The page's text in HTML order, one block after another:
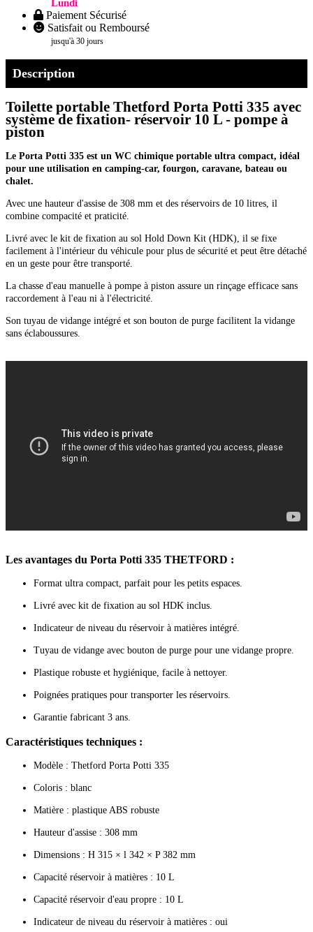
Lundi
Paiement Sécurisé
Satisfait ou Remboursé
jusqu'à 30 jours
Description
Toilette portable Thetford Porta Potti 335 avec
système de fixation- réservoir 10 L - pompe à
piston
Le Porta Potti 335 est un WC chimique portable ultra compact, idéal
pour une utilisation en camping-car, fourgon, caravane, bateau ou
chalet.
Avec une hauteur d'assise de 308 mm et des réservoirs de 10 litres, il
combine compacité et praticité.
Livré avec le kit de fixation au sol Hold Down Kit (HDK), il se fixe
facilement à l'intérieur du véhicule pour plus de sécurité et peut être détaché
en un geste pour être transporté.
La chasse d'eau manuelle à pompe à piston assure un rinçage efficace sans
raccordement à l'eau ni à l'électricité.
Son tuyau de vidange intégré et son bouton de purge facilitent la vidange
sans éclaboussures.
Les avantages du Porta Potti 335 THETFORD :
Format ultra compact, parfait pour les petits espaces.
Livré avec kit de fixation au sol HDK inclus.
Indicateur de niveau du réservoir à matières intégré.
Tuyau de vidange avec bouton de purge pour une vidange propre.
Plastique robuste et hygiénique, facile à nettoyer.
Poignées pratiques pour transporter les réservoirs.
Garantie fabricant 3 ans.
Caractéristiques techniques :
Modèle : Thetford Porta Potti 335
Coloris : blanc
Matière : plastique ABS robuste
Hauteur d'assise : 308 mm
Dimensions : H 315 × l 342 × P 382 mm
Capacité réservoir à matières : 10 L
Capacité réservoir d'eau propre : 10 L
Indicateur de niveau du réservoir à matières : oui